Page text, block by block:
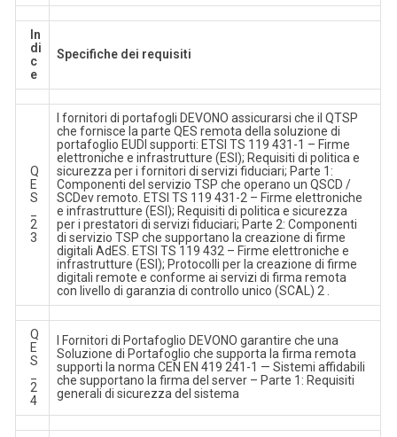
In
di
c
e
Specifiche dei requisiti
Q
E
S
2
3
I fornitori di portafogli DEVONO assicurarsi che il QTSP
che fornisce la parte QES remota della soluzione di
portafoglio EUDI supporti: ETSI TS 119 431-1 – Firme
elettroniche e infrastrutture (ESI); Requisiti di politica e
sicurezza per i fornitori di servizi fiduciari; Parte 1:
Componenti del servizio TSP che operano un QSCD /
SCDev remoto. ETSI TS 119 431-2 – Firme elettroniche
e infrastrutture (ESI); Requisiti di politica e sicurezza
per i prestatori di servizi fiduciari; Parte 2: Componenti
di servizio TSP che supportano la creazione di firme
digitali AdES. ETSI TS 119 432 – Firme elettroniche e
infrastrutture (ESI); Protocolli per la creazione di firme
digitali remote e conforme ai servizi di firma remota
con livello di garanzia di controllo unico (SCAL) 2 .
Q
E
S
2
4
I Fornitori di Portafoglio DEVONO garantire che una
Soluzione di Portafoglio che supporta la firma remota
supporti la norma CEN EN 419 241-1 — Sistemi affidabili
che supportano la firma del server – Parte 1: Requisiti
generali di sicurezza del sistema